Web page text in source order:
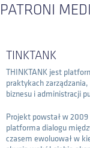
PATRONI
TINKTANK
THINKTANK jest
praktykach
biznesu i administracji
Projekt powstał w
platforma dialogu
czasem ewoluował w